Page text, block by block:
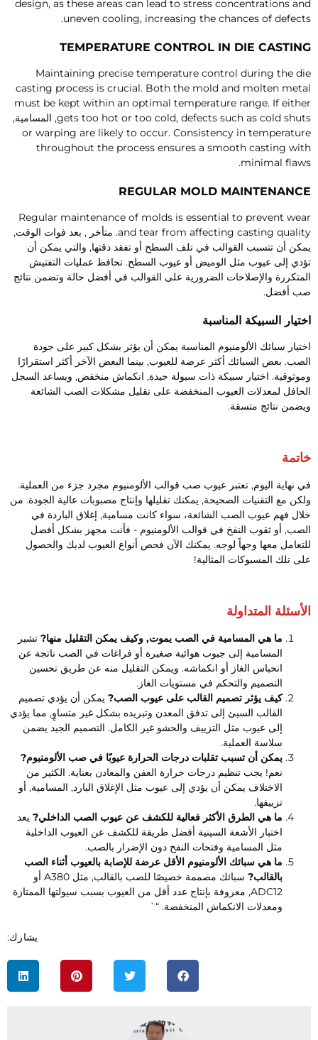
design, as these areas can lead to stress concentrations
uneven cooling,increasing the chances of
.
TEMPERATURE CONTROL IN DIE
Maintaining precise temperature control during the
casting process is crucial.Both the mold and molten
must be kept within an optimal temperature range.If
gets too hot or too cold,defects such as cold
, المسامية,
or warping are likely to occur.Consistency in
throughout the process ensures a smooth casting
minimal
.
REGULAR MOLD
Regular maintenance of molds is essential to prevent
and tear from affecting casting. متأخر , بعد فوات الوقت,
أن تتسبب القوالب في تلف السطح أو تفقد دقتها, والتي يمكن أن
إلى عيوب مثل الوميض أو عيوب السطح. تحافظ عمليات التفتيش
والإصلاحات الضرورية على القوالب في أفضل حالة وتضمن نتائج
أفضل.
السبيكة المناسبة
سبائك الألومنيوم المناسبة يمكن أن يؤثر بشكل كبير على جودة
بعض السبائك أكثر عرضة للعيوب, بينما البعض الآخر أكثر استقرارًا
اختيار سبيكة ذات سيولة جيدة, انكماش منخفض, ويساعد السجل
لمعدلات العيوب المنخفضة على تقليل مشكلات الصب الشائعة
نتائج متسقة.
نهاية اليوم, تعتبر عيوب صب قوالب الألومنيوم مجرد جزء من العملية.
مع التقنيات الصحيحة, يمكنك تقليلها وإنتاج مصبوبات عالية الجودة. من
فهم عيوب الصب الشائعة، سواء كانت مسامية, إغلاق الباردة في
أو ثقوب النفخ في قوالب الألومنيوم - فأنت مجهز بشكل أفضل
معها وجهاً لوجه. يمكنك الآن فحص أنواع العيوب لديك والحصول
تلك المسبوكات المثالية!
المتداولة
ما هي المسامية في الصب يموت, وكيف يمكن التقليل منها?تشير
المسامية إلى جيوب هوائية صغيرة أو فراغات في الصب ناتجة عن
انحباس الغاز أو انكماشه. ويمكن التقليل منه عن طريق تحسين
التصميم والتحكم في مستويات الغاز.
كيف يؤثر تصميم القالب على عيوب الصب?يمكن أن يؤدي تصميم
القالب السيئ إلى تدفق المعدن وتبريده بشكل غير متساوٍ, مما يؤدي
إلى عيوب مثل التزييف والحشو غير الكامل. التصميم الجيد يضمن
سلاسة العملية.
يمكن أن تسبب تقلبات درجات الحرارة عيوبًا في صب الألومنيوم?
نعم! يجب تنظيم درجات حرارة العفن والمعادن بعناية. الكثير من
الاختلاف يمكن أن يؤدي إلى عيوب مثل الإغلاق البارد, المسامية, أو
تزييفها.
ما هي الطرق الأكثر فعالية للكشف عن عيوب الصب الداخلي?يعد
اختبار الأشعة السينية أفضل طريقة للكشف عن العيوب الداخلية
مثل المسامية وفتحات النفخ دون الإضرار بالصب.
ما هي سبائك الألومنيوم الأقل عرضة للإصابة بالعيوب أثناء الصب
بالقالب?
سبائك مصممة خصيصًا للصب بالقالب, مثل A380 أو
ADC12, معروفة بإنتاج عدد أقل من العيوب بسبب سيولتها الممتازة
ومعدلات الانكماش المنخفضة. “`
يشارك: